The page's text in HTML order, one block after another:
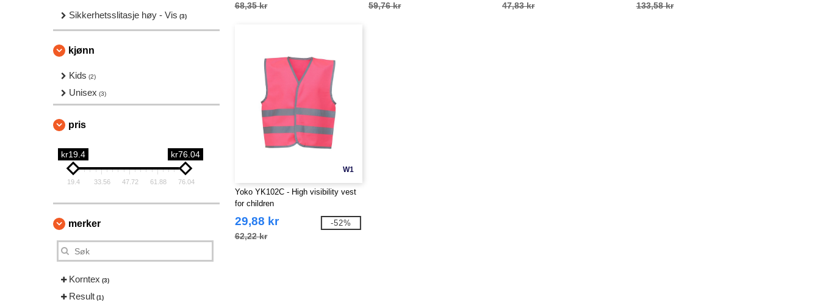
Sikkerhetsslitasje høy - Vis (3)
kjønn
Kids (2)
Unisex (3)
pris
kr19.4 kr76.04
19.4 33.56 47.72 61.88 76.04
merker
Korntex (3)
Result (1)
68,35 kr 59,76 kr 47,83 kr 133,58 kr
W1
Yoko YK102C - High visibility vest
for children
29,88 kr
62,22 kr
-52%